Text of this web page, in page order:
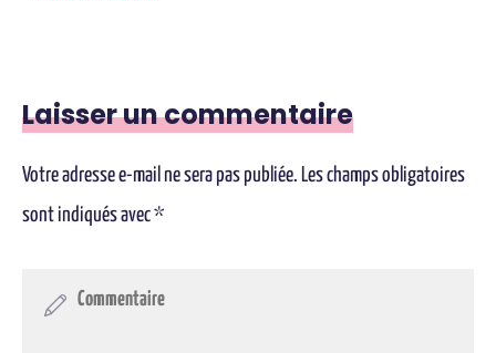
Laisser un commentaire
Votre adresse e-mail ne sera pas publiée. Les champs obligatoires
sont indiqués avec*